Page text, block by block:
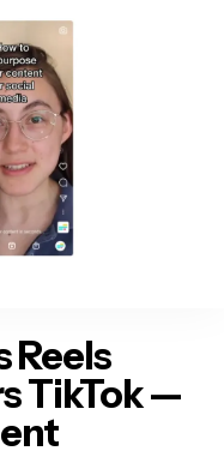
Reels
TikTok—